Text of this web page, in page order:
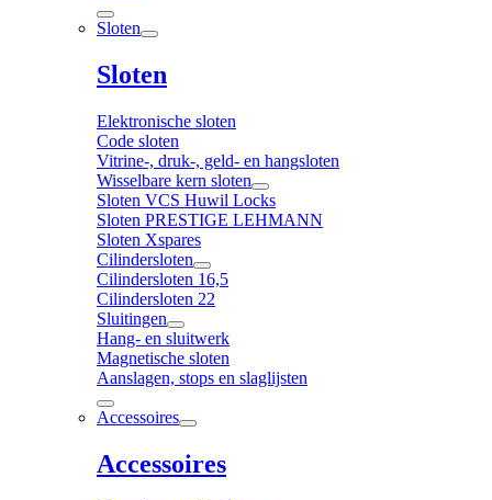
Sloten
Sloten
Elektronische sloten
Code sloten
Vitrine-, druk-, geld- en hangsloten
Wisselbare kern sloten
Sloten VCS Huwil Locks
Sloten PRESTIGE LEHMANN
Sloten Xspares
Cilindersloten
Cilindersloten 16,5
Cilindersloten 22
Sluitingen
Hang- en sluitwerk
Magnetische sloten
Aanslagen, stops en slaglijsten
Accessoires
Accessoires